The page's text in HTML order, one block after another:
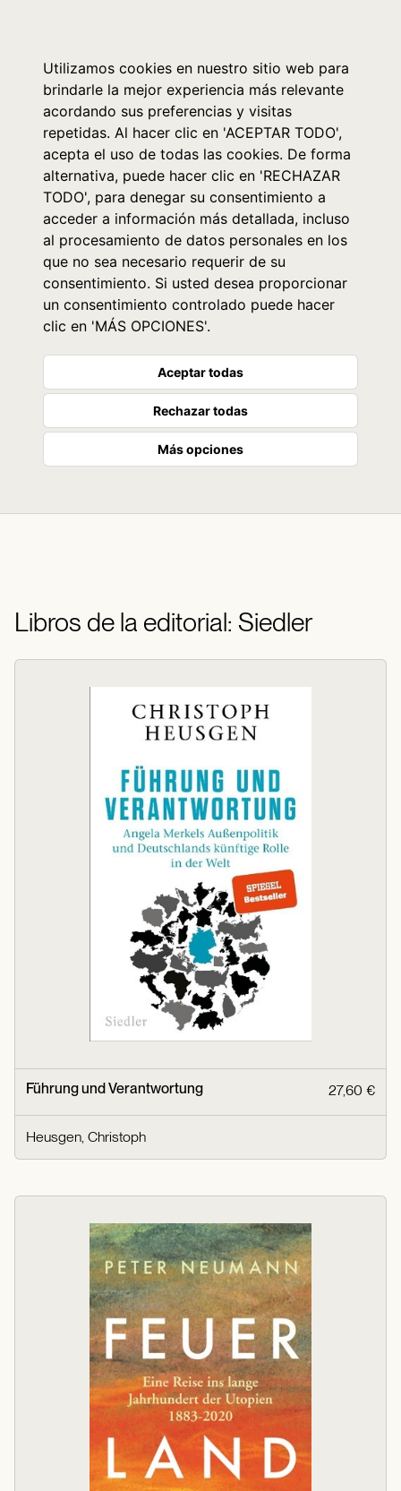
Utilizamos cookies en nuestro sitio web para
brindarle la mejor experiencia más relevante
acordando sus preferencias y visitas
repetidas. Al hacer clic en 'ACEPTAR TODO',
acepta el uso de todas las cookies. De forma
alternativa, puede hacer clic en 'RECHAZAR
TODO', para denegar su consentimiento a
acceder a información más detallada, incluso
al procesamiento de datos personales en los
que no sea necesario requerir de su
consentimiento. Si usted desea proporcionar
un consentimiento controlado puede hacer
clic en 'MÁS OPCIONES'.
Aceptar todas
Rechazar todas
Más opciones
Libros de la editorial: Siedler
Führung und Verantwortung 27,60 €
Heusgen, Christoph